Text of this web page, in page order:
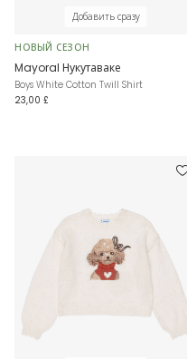
Добавить сразу
НОВЫЙ СЕЗОН
Mayoral Нукутаваке
Boys White Cotton Twill Shirt
23,00 £